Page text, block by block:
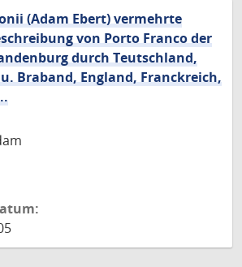
(Adam Ebert) vermehrte
von Porto Franco der
durch Teutschland,
Braband, England, Franckreich,